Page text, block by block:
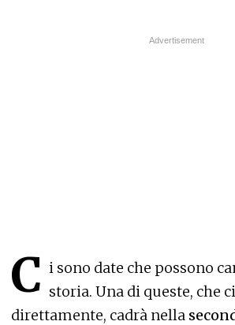
C i sono date che possono
storia. Una di queste, che
direttamente, cadrà nella